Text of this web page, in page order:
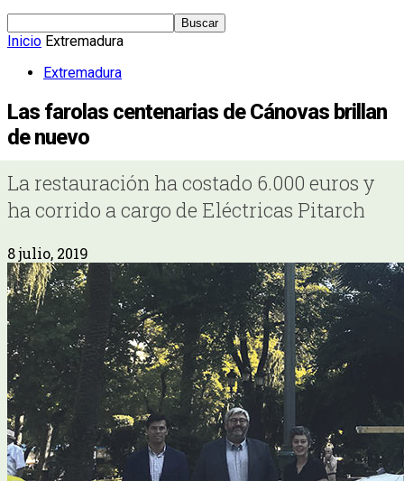
Inicio Extremadura
Extremadura
Las farolas centenarias de Cánovas brillan
de nuevo
La restauración ha costado 6.000 euros y
ha corrido a cargo de Eléctricas Pitarch
8 julio, 2019